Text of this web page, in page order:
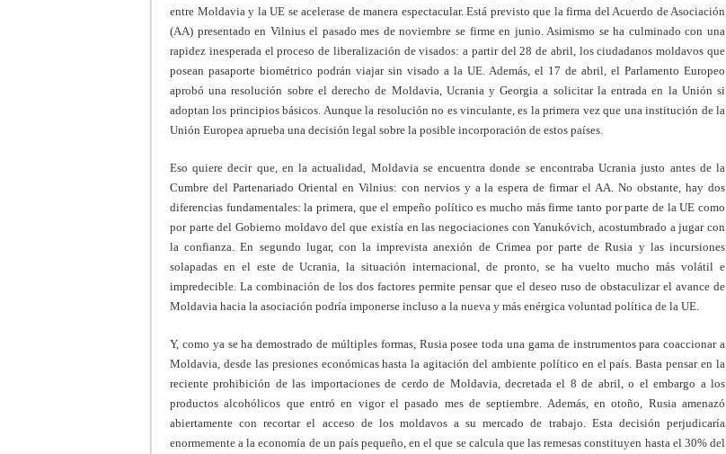
entre Moldavia y la UE se acelerase de manera espectacular. Está previsto que la firma del Acuerdo de Asociación
(AA) presentado en Vilnius el pasado mes de noviembre se firme en junio. Asimismo se ha culminado con una
rapidez inesperada el proceso de liberalización de visados: a partir del 28 de abril, los ciudadanos moldavos que
posean pasaporte biométrico podrán viajar sin visado a la UE. Además, el 17 de abril, el Parlamento Europeo
aprobó una resolución sobre el derecho de Moldavia, Ucrania y Georgia a solicitar la entrada en la Unión si
adoptan los principios básicos. Aunque la resolución no es vinculante, es la primera vez que una institución de la
Unión Europea aprueba una decisión legal sobre la posible incorporación de estos países.
Eso quiere decir que, en la actualidad, Moldavia se encuentra donde se encontraba Ucrania justo antes de la
Cumbre del Partenariado Oriental en Vilnius: con nervios y a la espera de firmar el AA. No obstante, hay dos
diferencias fundamentales: la primera, que el empeño político es mucho más firme tanto por parte de la UE como
por parte del Gobierno moldavo del que existía en las negociaciones con Yanukóvich, acostumbrado a jugar con
la confianza. En segundo lugar, con la imprevista anexión de Crimea por parte de Rusia y las incursiones
solapadas en el este de Ucrania, la situación internacional, de pronto, se ha vuelto mucho más volátil e
impredecible. La combinación de los dos factores permite pensar que el deseo ruso de obstaculizar el avance de
Moldavia hacia la asociación podría imponerse incluso a la nueva y más enérgica voluntad política de la UE.
Y, como ya se ha demostrado de múltiples formas, Rusia posee toda una gama de instrumentos para coaccionar a
Moldavia, desde las presiones económicas hasta la agitación del ambiente político en el país. Basta pensar en la
reciente prohibición de las importaciones de cerdo de Moldavia, decretada el 8 de abril, o el embargo a los
productos alcohólicos que entró en vigor el pasado mes de septiembre. Además, en otoño, Rusia amenazó
abiertamente con recortar el acceso de los moldavos a su mercado de trabajo. Esta decisión perjudicaría
enormemente a la economía de un país pequeño, en el que se calcula que las remesas constituyen hasta el 30% del